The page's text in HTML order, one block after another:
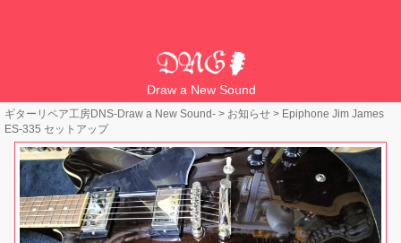
Draw a New Sound
ギターリペア工房DNS-Draw a New Sound- > お知らせ > Epiphone Jim James
ES-335 セットアップ